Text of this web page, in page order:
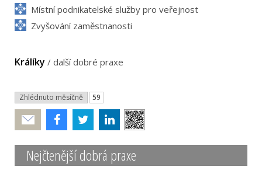
Místní podnikatelské služby pro veřejnost
Zvyšování zaměstnanosti
Králíky / další dobré praxe
Zhlédnuto měsíčně 59
Poslat
Nejčtenější dobrá praxe